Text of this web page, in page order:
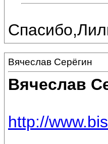
Вячеслав Серёгин
Вячеслав
http://